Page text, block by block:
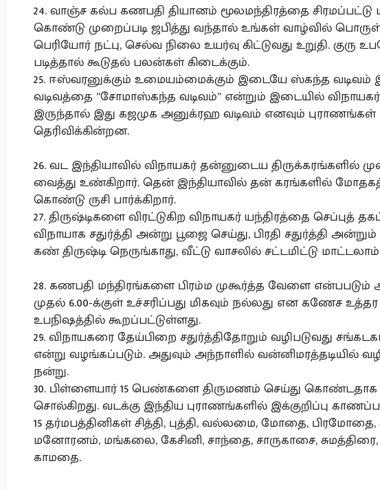
24. வாஞ்ச கல்ப கணபதி தியானம் மூலமந்திரத்தை சிரமப்பட்டு
கொண்டு முறைப்படி ஜபித்து வந்தால் உங்கள் வாழ்வில்
பெரியோர் நட்பு, செல்வ நிலை உயர்வு கிட்டுவது உறுதி. குரு
படித்தால் கூடுதல் பலன்கள் கிடைக்கும்.
25. ஈஸ்வரனுக்கும் உமையம்மைக்கும் இடையே ஸ்கந்த வடிவம்
வடிவத்தை ”சோமாஸ்கந்த வடிவம்” என்றும் இடையில்
இருந்தால் இது கஜமுக அனுக்ரஹ வடிவம் எனவும் புராணங்கள்
தெரிவிக்கின்றன.
26. வட இந்தியாவில் விநாயகர் தன்னுடைய திருக்கரங்களில்
வைத்து உண்கிறார். தென் இந்தியாவில் தன் கரங்களில்
கொண்டு ருசி பார்க்கிறார்.
27. திருஷ்டிகளை விரட்டுகிற விநாயகர் யந்திரத்தை செப்புத்
விநாயாக சதுர்த்தி அன்று பூஜை செய்து, பிரதி சதுர்த்தி
கண் திருஷ்டி நெருங்காது, வீட்டு வாசலில் சட்டமிட்டு
28. கணபதி மந்திரங்களை பிரம்ம முகூர்த்த வேளை என்பபடும்
முதல் 6.00-க்குள் உச்சரிப்பது மிகவும் நல்லது என கணேச உத்தர
உபநிஷத்தில் கூறப்பட்டுள்ளது.
29. விநாயகரை தேய்பிறை சதுர்த்திதோறும் வழிபடுவது
என்று வழங்கப்படும். அதுவும் அந்நாளில் வன்னிமரத்தடியில்
நன்று.
30. பிள்ளையார் 15 பெண்களை திருமணம் செய்து கொண்டதாக
சொல்கிறது. வடக்கு இந்திய புராணங்களில் இக்குறிப்பு
15 தர்மபத்தினிகள் சித்தி, புத்தி, வல்லமை, மோதை, பிரமோதை,
மனோரனம், மங்கலை, கேசினி, சாந்தை, சாருகாசை, சுமத்திரை,
காமதை.